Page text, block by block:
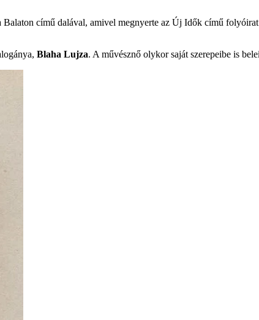
című dalával, amivel megnyerte az Új Idők című
Blaha Lujza. A művésznő olykor saját szerepeibe is